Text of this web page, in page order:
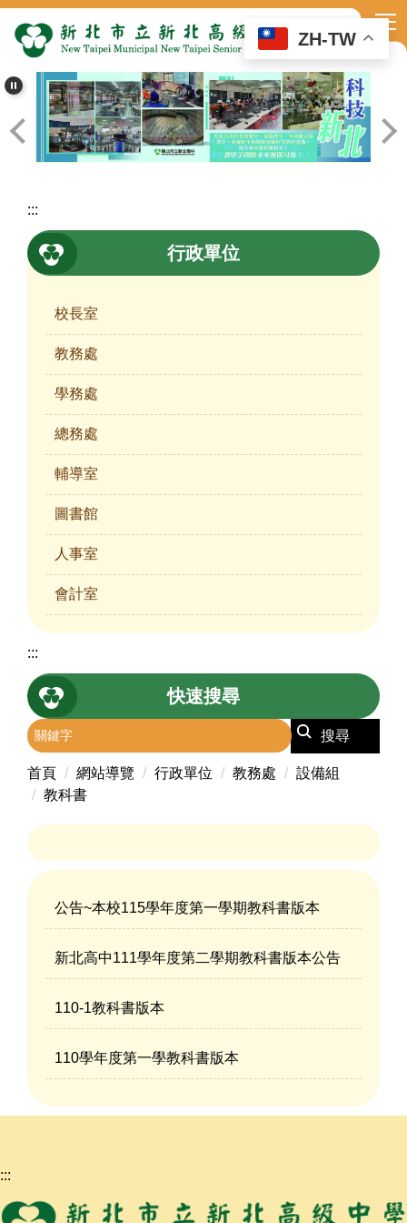
到
要
內
容
區
ZH-TW
:::
行政單位
校長室
教務處
學務處
總務處
輔導室
圖書館
人事室
會計室
:::
快速搜尋
搜尋
首頁 網站導覽 行政單位 教務處
設備組
教科書
公告~本校115學年度第一學期教科書版本
新北高中111學年度第二學期教科書版本公告
110-1教科書版本
110學年度第一學教科書版本
:::